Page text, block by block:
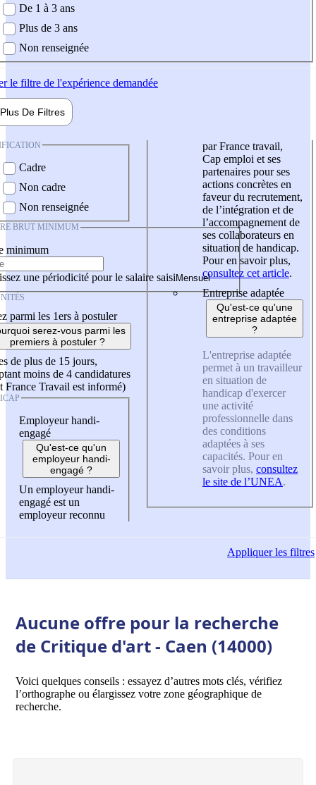
De 1 à 3 ans
Plus de 3 ans
Non renseignée
le filtre de l'expérience demandée
Plus De Filtres
Cadre
Non cadre
Non renseignée
BRUT MINIMUM
minimum
une périodicité pour le salaire saisi
parmi les 1ers à postuler
serez-vous parmi les
premiers à postuler ?
de plus de 15 jours,
moins de 4 candidatures
France Travail est informé)
Employeur handi-
engagé
Qu'est-ce qu'un
employeur handi-
engagé ?
Un employeur handi-
engagé est un
employeur reconnu
par France travail,
Cap emploi et ses
partenaires pour ses
actions concrètes en
faveur du recrutement,
de l’intégration et de
l’accompagnement de
ses collaborateurs en
situation de handicap.
Pour en savoir plus,
consultez cet article.
Entreprise adaptée
Qu'est-ce qu'une
entreprise adaptée
?
L'entreprise adaptée
permet à un travailleur
en situation de
handicap d'exercer
une activité
professionnelle dans
des conditions
adaptées à ses
capacités. Pour en
savoir plus, consultez
le site de l’UNEA.
Appliquerles filtres
Aucune offre pour la recherche
de Critique d'art - Caen (14000)
Voici quelques conseils : essayez d’autres mots clés, vérifiez
l’orthographe ou élargissez votre zone géographique de
recherche.